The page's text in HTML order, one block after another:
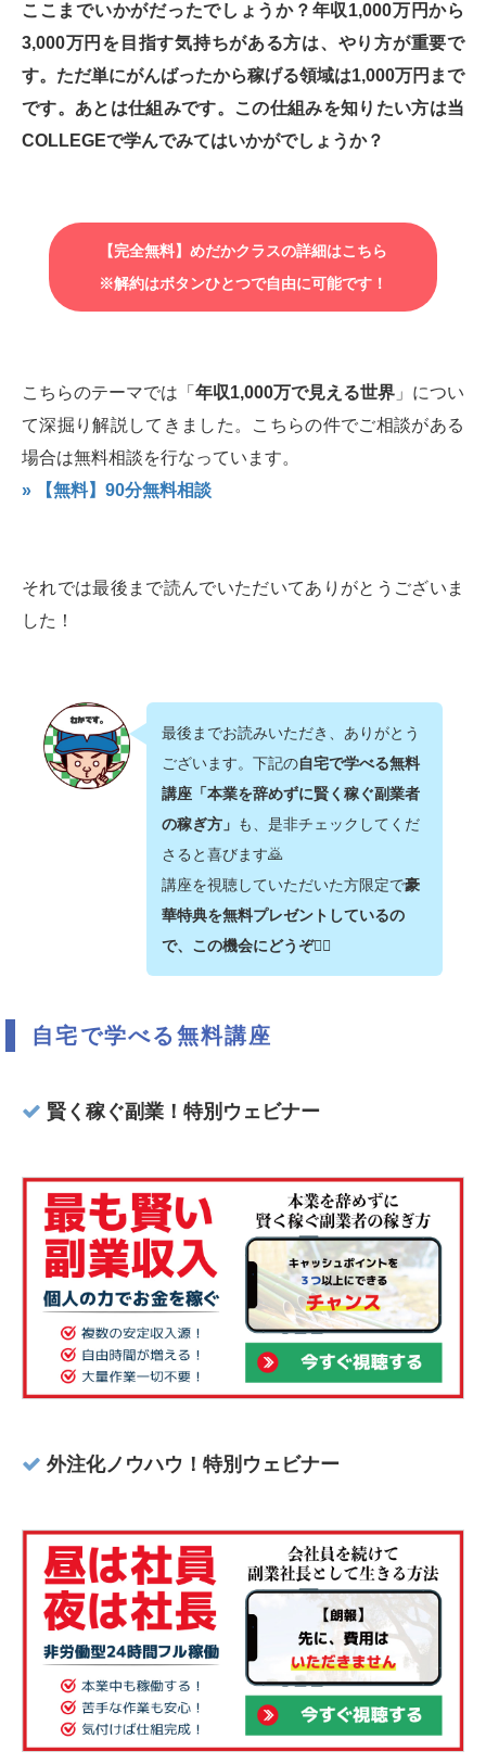
ここまでいかがだったでしょうか？年収1,000万円から
3,000万円を目指す気持ちがある方は、やり方が重要で
す。ただ単にがんばったから稼げる領域は1,000万円まで
です。あとは仕組みです。この仕組みを知りたい方は当
COLLEGEで学んでみてはいかがでしょうか？
【完全無料】めだかクラスの詳細はこちら
※解約はボタンひとつで自由に可能です！
こちらのテーマでは「 年収1,000万で見える世界 」につい
て深掘り解説してきました。こちらの件でご相談がある
場合は無料相談を行なっています。
» 【無料】90分無料相談
それでは最後まで読んでいただいてありがとうございま
した！
最後までお読みいただき、ありがとう
ございます。下記の自宅で学べる無料
講座「本業を辞めずに賢く稼ぐ副業者
の稼ぎ方」 も、是非チェックしてくだ
さると喜びます🙇‍
講座を視聴していただいた方限定で豪
華特典を無料プレゼントしているの
で、この機会にどうぞ💁‍♂️
自宅で学べる無料講座
賢く稼ぐ副業！特別ウェビナー
外注化ノウハウ！特別ウェビナー